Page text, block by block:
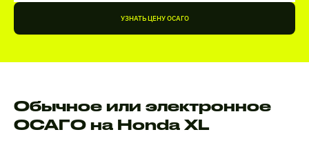
УЗНАТЬ ЦЕНУ ОСАГО
Обычное или электронное
ОСАГО на Honda XL